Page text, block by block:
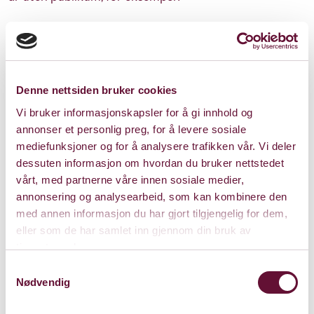
Denne nettsiden bruker cookies
Vi bruker informasjonskapsler for å gi innhold og
annonser et personlig preg, for å levere sosiale
mediefunksjoner og for å analysere trafikken vår. Vi deler
dessuten informasjon om hvordan du bruker nettstedet
vårt, med partnerne våre innen sosiale medier,
annonsering og analysearbeid, som kan kombinere den
med annen informasjon du har gjort tilgjengelig for dem,
eller som de har samlet inn gjennom din bruk av
tjenestene deres.
Nødvendig
Nye publikummere
i Kulturhuset.
- Vi må fortsette å profesjonalisere og gjøre endringer. I
dag er Kulturhuset spesielt gode på kunstbiten som
dans og klassisk musikk. Vi skal jobbe med å få med
flere av dem som ikke identifiserer seg med oss, sier
Gustavsen, som også leder Sandvika Teater, Lille Scene
og Tanken.
- På sikt skal vi jobbe med å få med flere av dem
. Bare vent